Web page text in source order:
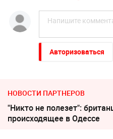
Авторизоваться
НОВОСТИ ПАРТНЕРОВ
"Никто не полезет":
происходящее в Одессе